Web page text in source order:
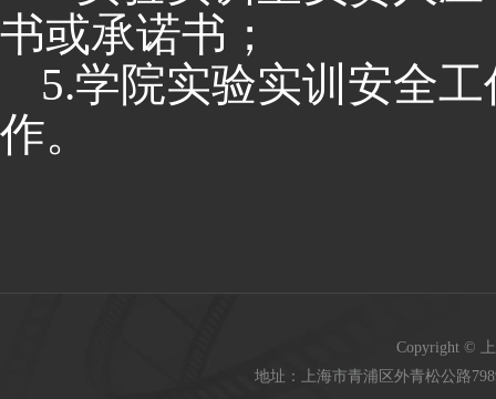
书或承诺书；
5.学院实验实训安全
作。
Copyright ©
地址：上海市青浦区外青松公路